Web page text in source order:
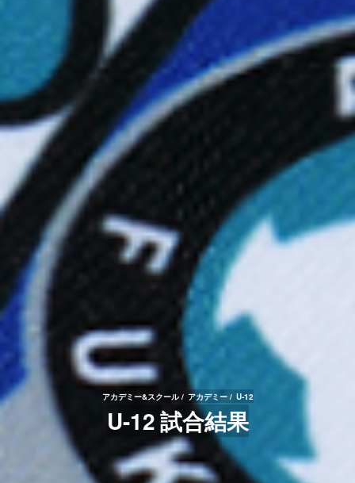
アカデミー&スクール アカデミー U-12
U-12 試合結果